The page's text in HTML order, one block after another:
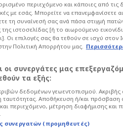
Super League
Αλλάζει πίστα με
περιεχόμενο και κάποιες από τις
με εσάς. Μπορείτε να επανεμφανίσετε
τη συναίνεσή σας ανά πάσα στιγμή
ιστοσελίδας [ή το αιωρούμενο
Οι επιλογές σας θα τεθούν σε ισχύ στον
Πολιτική Απορρήτου μας.
οι συνεργάτες μας
τα εξής:
δεδομένων γεωεντοπισμού.
ταυτότητας. Αποθήκευση ή/και πρόσβαση
περιεχόμενο, μέτρηση διαφήμισης και
συνεργατών (προμηθευτές)